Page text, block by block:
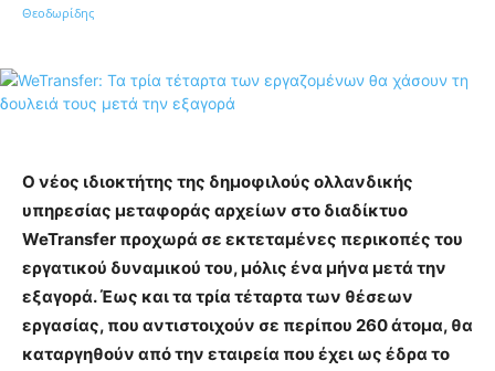
Ο νέος ιδιοκτήτης της δημοφιλούς ολλανδικής
υπηρεσίας μεταφοράς αρχείων στο διαδίκτυο
WeTransfer προχωρά σε εκτεταμένες περικοπές του
εργατικού δυναμικού του, μόλις ένα μήνα μετά την
εξαγορά. Έως και τα τρία τέταρτα των θέσεων
εργασίας, που αντιστοιχούν σε περίπου 260 άτομα, θα
καταργηθούν από την εταιρεία που έχει ως έδρα το